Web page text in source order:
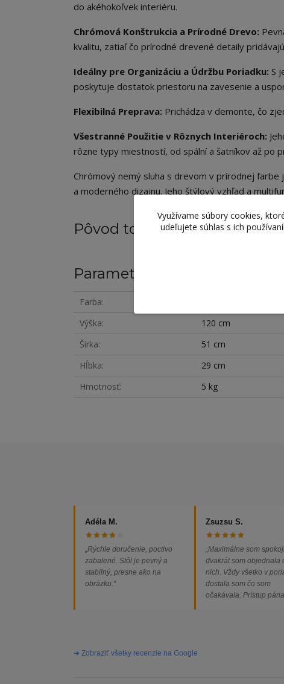
do akéhokoľvek interiéru.
Chrómová Konštrukcia a Prírodné Drevo:
kvalitu, zatiaľ čo prírodné drevené detaily
Ideálny pre Organizáciu a Údržbu Poriadku: S
poskytuje dostatok priestoru na zavesenie a
Flexibilná Preprava: Prichádza v demonte, čo
Všestranné Použitie v Rôznych Interiéroch:
rôzne typy miestností, od spální a šatníkov až po
Chrómový nemý sluha s drevom v prírodnej
a moderného dizajnu. Jeho štýlový vzhľad a
Pôvod tovaru
Parametre
Farba
Výška
120 cm
Šírka
51 cm
Hĺbka
29 cm
Hmotnosť
5 kg
Adéla M.
„Rýchle doručenie, poctivo
zabalené. Stôl je pevný a
stabilný, presne ako na
obrázku.“
Zsuzsu S.
„Maximálne som
dvakrát som objednala
nich. Vždy všetko v
dostala som čo som
očakávala. Prístup pána
➔ Zobraziť všetky recenzie na Google
Využívame súbory cookies,
udeľujete súhlas s ich